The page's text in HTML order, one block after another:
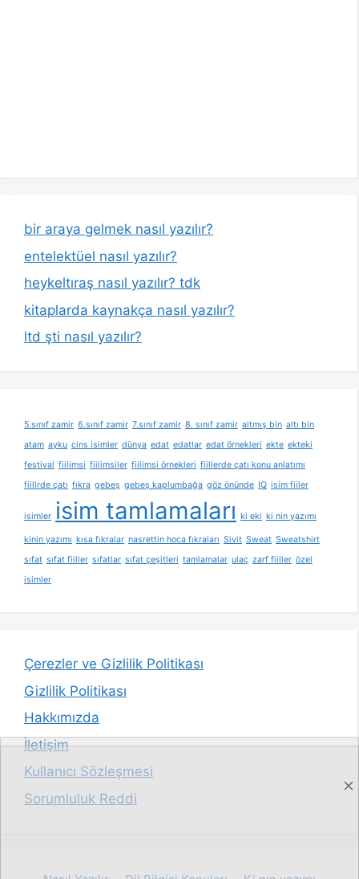
bir araya gelmek nasıl yazılır?
entelektüel nasıl yazılır?
heykeltıraş nasıl yazılır? tdk
kitaplarda kaynakça nasıl yazılır?
ltd şti nasıl yazılır?
5.sınıf zamir 6.sınıf zamir 7.sınıf zamir 8. sınıf zamir altmış bin altı bin
atam ayku cins isimler dünya edat edatlar edat örnekleri ekte ekteki
festival fiilimsi fiilimsiler fiilimsi örnekleri fiillerde çatı konu anlatımı
fiillrde çatı fıkra gebeş gebeş kaplumbağa göz önünde IQ isim fiiler
isimler isim tamlamaları ki eki ki nin yazımı
kinin yazımı kısa fıkralar nasrettin hoca fıkraları Sivit Sweat Sweatshirt
sıfat sıfat fiiller sıfatlar sıfat çeşitleri tamlamalar ulaç zarf fiiller özel
isimler
Çerezler ve Gizlilik Politikası
Gizlilik Politikası
Hakkımızda
İletişim
Kullanıcı Sözleşmesi
Sorumluluk Reddi